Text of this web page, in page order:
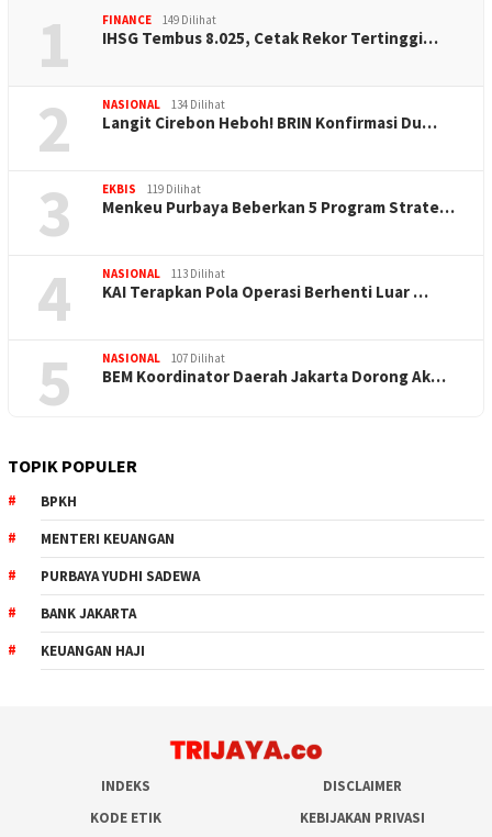
1 FINANCE 149 Dilihat
IHSG Tembus 8.025, Cetak Rekor Tertinggi…
2 NASIONAL 134 Dilihat
Langit Cirebon Heboh! BRIN Konfirmasi Du…
3 EKBIS 119 Dilihat
Menkeu Purbaya Beberkan 5 Program Strate…
4 NASIONAL 113 Dilihat
KAI Terapkan Pola Operasi Berhenti Luar …
5 NASIONAL 107 Dilihat
BEM Koordinator Daerah Jakarta Dorong Ak…
TOPIK POPULER
BPKH
MENTERI KEUANGAN
PURBAYA YUDHI SADEWA
BANK JAKARTA
KEUANGAN HAJI
INDEKS
DISCLAIMER
KODE ETIK
KEBIJAKAN PRIVASI